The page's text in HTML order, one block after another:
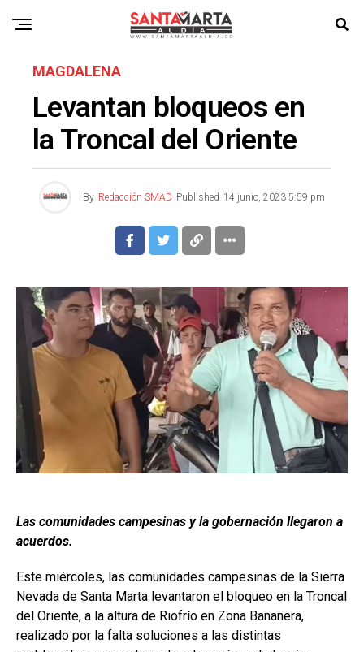
MAGDALENA
Levantan bloqueos en
la Troncal del Oriente
By Redacción SMAD Published 14 junio, 2023 5:59 pm
Las comunidades campesinas y la gobernación llegaron a
acuerdos.
Este miércoles, las comunidades campesinas de la Sierra
Nevada de Santa Marta levantaron el bloqueo en la Troncal
del Oriente, a la altura de Riofrío en Zona Bananera,
realizado por la falta soluciones a las distintas